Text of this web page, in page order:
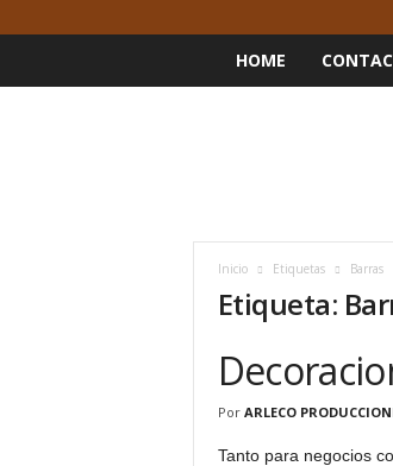
HOME
Inicio Etiquetas Barras
Etiqueta:
Por ARLECO
Tanto para negocios